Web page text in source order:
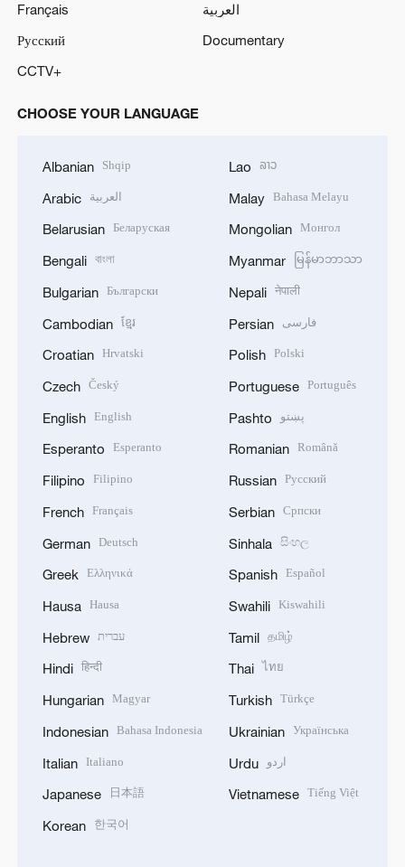
Français
العربية
Русский
Documentary
CCTV+
CHOOSE YOUR LANGUAGE
Albanian Shqip
Arabic العربية
Belarusian Беларуская
Bengali বাংলা
Bulgarian Български
Cambodian ខ្មែរ
Croatian Hrvatski
Czech Český
English English
Esperanto Esperanto
Filipino Filipino
French Français
German Deutsch
Greek Ελληνικά
Hausa Hausa
Hebrew עברית
Hindi हिन्दी
Hungarian Magyar
Indonesian Bahasa Indonesia
Italian Italiano
Japanese 日本語
Korean 한국어
Lao ລາວ
Malay Bahasa Melayu
Mongolian Монгол
Myanmar မြန်မာဘာသာ
Nepali नेपाली
Persian فارسی
Polish Polski
Portuguese Português
Pashto پښتو
Romanian Română
Russian Русский
Serbian Српски
Sinhala සිංහල
Spanish Español
Swahili Kiswahili
Tamil தமிழ்
Thai ไทย
Turkish Türkçe
Ukrainian Українська
Urdu اردو
Vietnamese Tiếng Việt